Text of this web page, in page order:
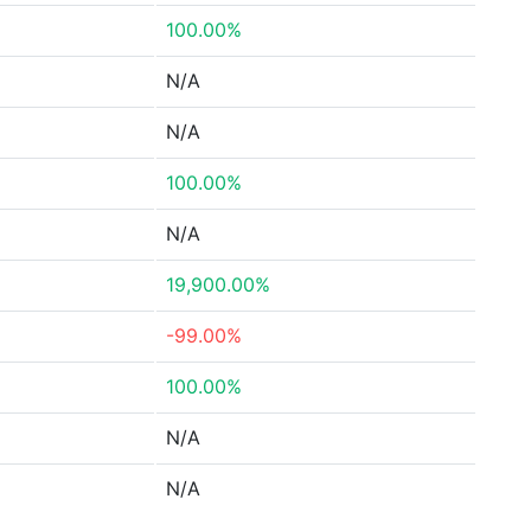
100.00%
N/A
N/A
100.00%
N/A
19,900.00%
-99.00%
100.00%
N/A
N/A